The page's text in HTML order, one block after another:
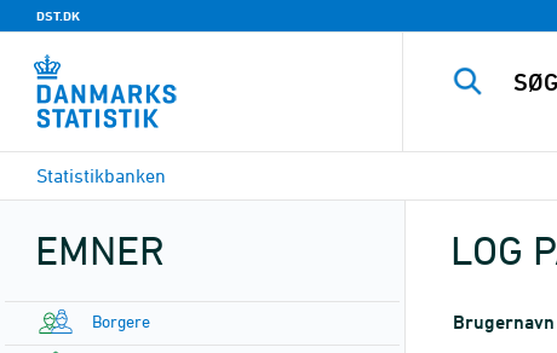
DST.DK
Statistikbanken
EMNER
Borgere
LOG
Brugernavn